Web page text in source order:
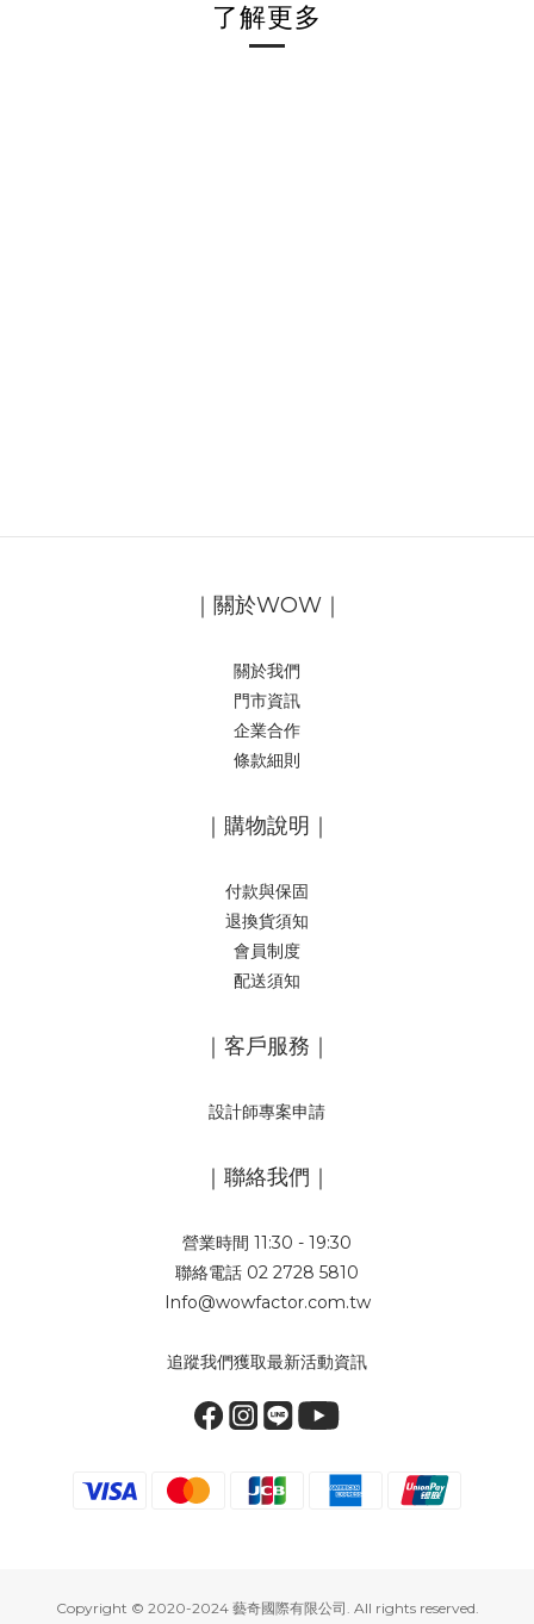
了解更多
｜關於WOW｜
關於我們
門市資訊
企業合作
條款細則
｜購物說明｜
付款與保固
退換貨須知
會員制度
配送須知
｜客戶服務｜
設計師專案申請
｜聯絡我們｜
營業時間 11:30 - 19:30
聯絡電話 02 2728 5810
Info@wowfactor.com.tw
追蹤我們獲取最新活動資訊
Copyright © 2020-2024 藝奇國際有限公司. All rights reserved.